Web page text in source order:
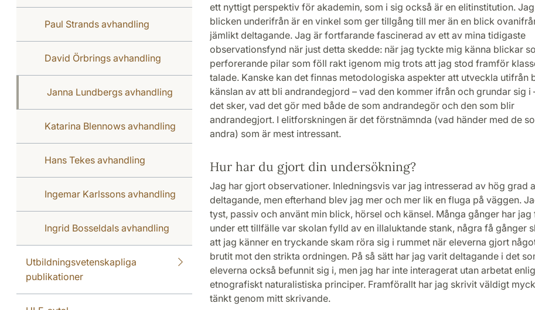
Paul Strands avhandling
David Örbrings avhandling
Janna Lundbergs avhandling
Katarina Blennows avhandling
Hans Tekes avhandling
Ingemar Karlssons avhandling
Ingrid Bosseldals avhandling
Utbildningsvetenskapliga
publikationer
ett nyttigt perspektiv för akademin, som i sig också är en elitinstitution.
blicken underifrån är en vinkel som ger tillgång till mer än en blick
jämlikt deltagande. Jag är fortfarande fascinerad av ett av mina tidigaste
observationsfynd när just detta skedde: när jag tyckte mig känna blickar
perforerande pilar som föll rakt igenom mig trots att jag stod framför
talade. Kanske kan det finnas metodologiska aspekter att utveckla utifrån
känslan av att bli andrandegjord – vad den kommer ifrån och grundar sig i
det sker, vad det gör med både de som andrandegör och den som blir
andrandegjort. I elitforskningen är det förstnämnda (vad händer med de
andra) som är mest intressant.
Hur har du gjort din undersökning?
Jag har gjort observationer. Inledningsvis var jag intresserad av hög grad
deltagande, men efterhand blev jag mer och mer lik en fluga på väggen.
tyst, passiv och använt min blick, hörsel och känsel. Många gånger har jag
under ett tillfälle var skolan fylld av en illaluktande stank, några få gånger
att jag känner en tryckande skam röra sig i rummet när eleverna gjort
brutit mot den strikta ordningen. På så sätt har jag varit deltagande i det
eleverna också befunnit sig i, men jag har inte interagerat utan arbetat
etnografiskt naturalistiska principer. Framförallt har jag skrivit väldigt
tänkt genom mitt skrivande.